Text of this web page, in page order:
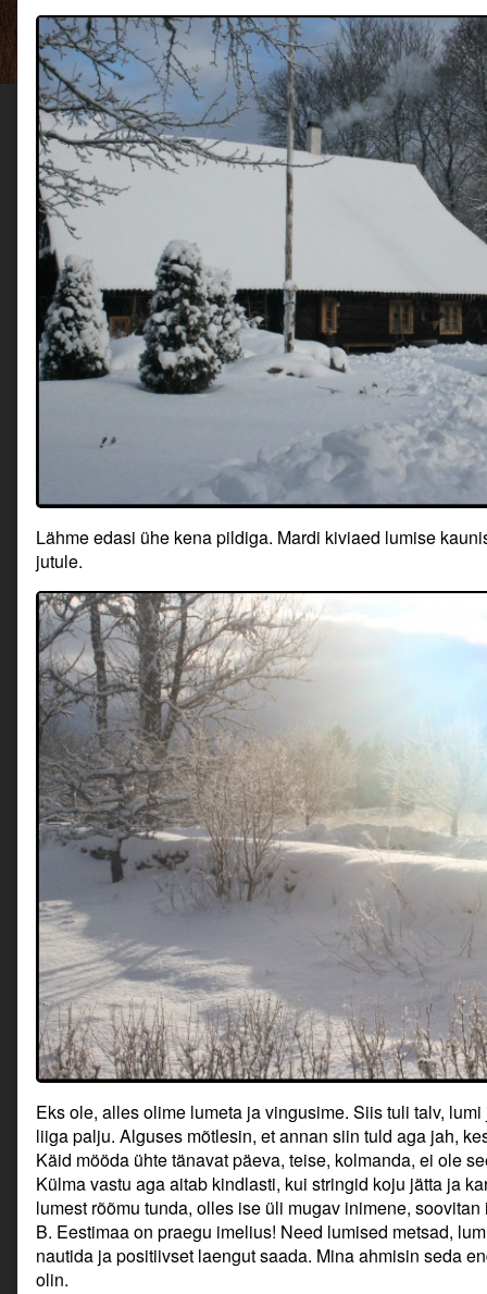
Lähme edasi ühe kena pildiga. Mardi kiviaed lumise
jutule.
Eks ole, alles olime lumeta ja vingusime. Siis tuli talv,
liiga palju. Alguses mõtlesin, et annan siin tuld aga jah,
Käid mööda ühte tänavat päeva, teise, kolmanda, ei ole
Külma vastu aga aitab kindlasti, kui stringid koju jätta ja
lumest rõõmu tunda, olles ise üli mugav inimene,
B. Eestimaa on praegu imelius! Need lumised metsad,
nautida ja positiivset laengut saada. Mina ahmisin seda
olin.